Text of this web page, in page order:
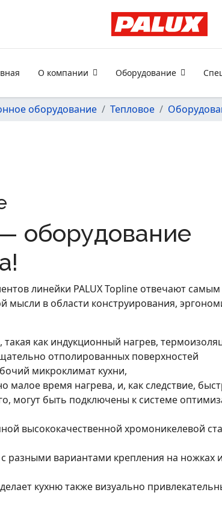
О компании Оборудование
оборудование Тепловое
оборудование
линейки PALUX Topline отвечают самым
мысли в области конструирования,
как индукционный нагрев,
отполированных поверхностей
микроклимат кухни,
малое время нагрева, и, как следствие,
могут быть подключены к системе
высококачественной хромоникелевой
разными вариантами крепления на ножках
кухню также визуально